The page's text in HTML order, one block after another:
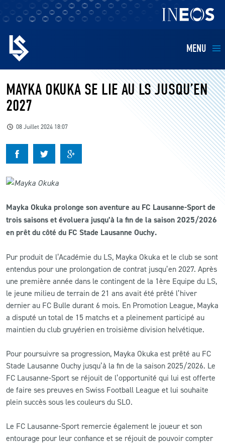
MENU
EQUIPES
BILLETTERIE
KIDS
RESTAURATION
CONTACT
ACTUALITÉS
LS E-SHOP
LS ACADEMY CAMPS
MATCH DES CELEBRITES
PRESSE ET MEDIAS
MAYKA OKUKA SE LIE AU LS JUSQU’EN
2027
08 Juillet 2024 18:07
Mayka Okuka prolonge son aventure au FC Lausanne-Sport de
trois saisons et évoluera jusqu’à la fin de la saison 2025/2026
en prêt du côté du FC Stade Lausanne Ouchy.
Pur produit de l’Académie du LS, Mayka Okuka et le club se sont
entendus pour une prolongation de contrat jusqu’en 2027. Après
une première année dans le contingent de la 1ère Equipe du LS,
le jeune milieu de terrain de 21 ans avait été prêté l’hiver
dernier au FC Bulle durant 6 mois. En Promotion League, Mayka
a disputé un total de 15 matchs et a pleinement participé au
maintien du club gruyérien en troisième division helvétique.
Pour poursuivre sa progression, Mayka Okuka est prêté au FC
Stade Lausanne Ouchy jusqu’à la fin de la saison 2025/2026. Le
FC Lausanne-Sport se réjouit de l’opportunité qui lui est offerte
de faire ses preuves en Swiss Football League et lui souhaite
plein succès sous les couleurs du SLO.
Le FC Lausanne-Sport remercie également le joueur et son
entourage pour leur confiance et se réjouit de pouvoir compter